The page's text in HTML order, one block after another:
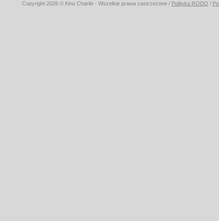
Copyright 2026 © Kino Charlie - Wszelkie prawa zastrzeżone / Polityka RODO /